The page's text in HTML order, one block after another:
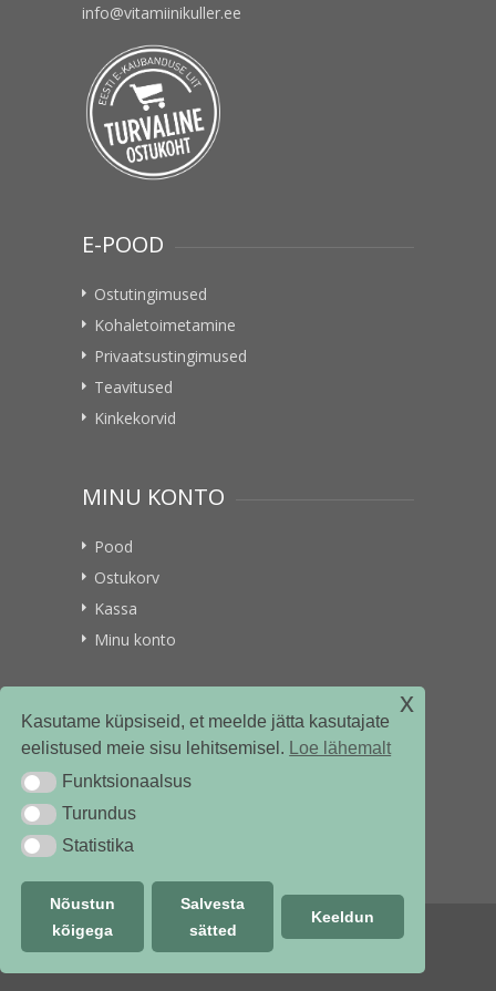
Kasutame küpsiseid, et meelde jätta kasutajate
eelistused meie sisu lehitsemisel. Loe lähemalt
Funktsionaalsus
Funktsionaalsus
TurundusTurundus
StatistikaStatistika
Nõustun
kõigega
Salvesta
sätted
Keeldun
x
info@vitamiinikuller.ee
E-POOD
Ostutingimused
Kohaletoimetamine
Privaatsustingimused
Teavitused
Kinkekorvid
MINU KONTO
Pood
Ostukorv
Kassa
Minu konto
VITAMIINIKULLER.EE
© vitamiinikuller.ee 2018